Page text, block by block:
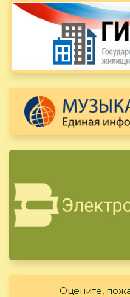
Оцените,